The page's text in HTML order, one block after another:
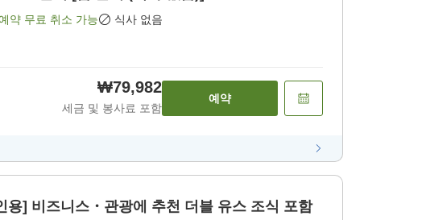
약 무료 취소 가능 식사 없음
₩79,982
세금 및 봉사료 포함
예약
니스・관광에 추천 더블 유스 조식 포함